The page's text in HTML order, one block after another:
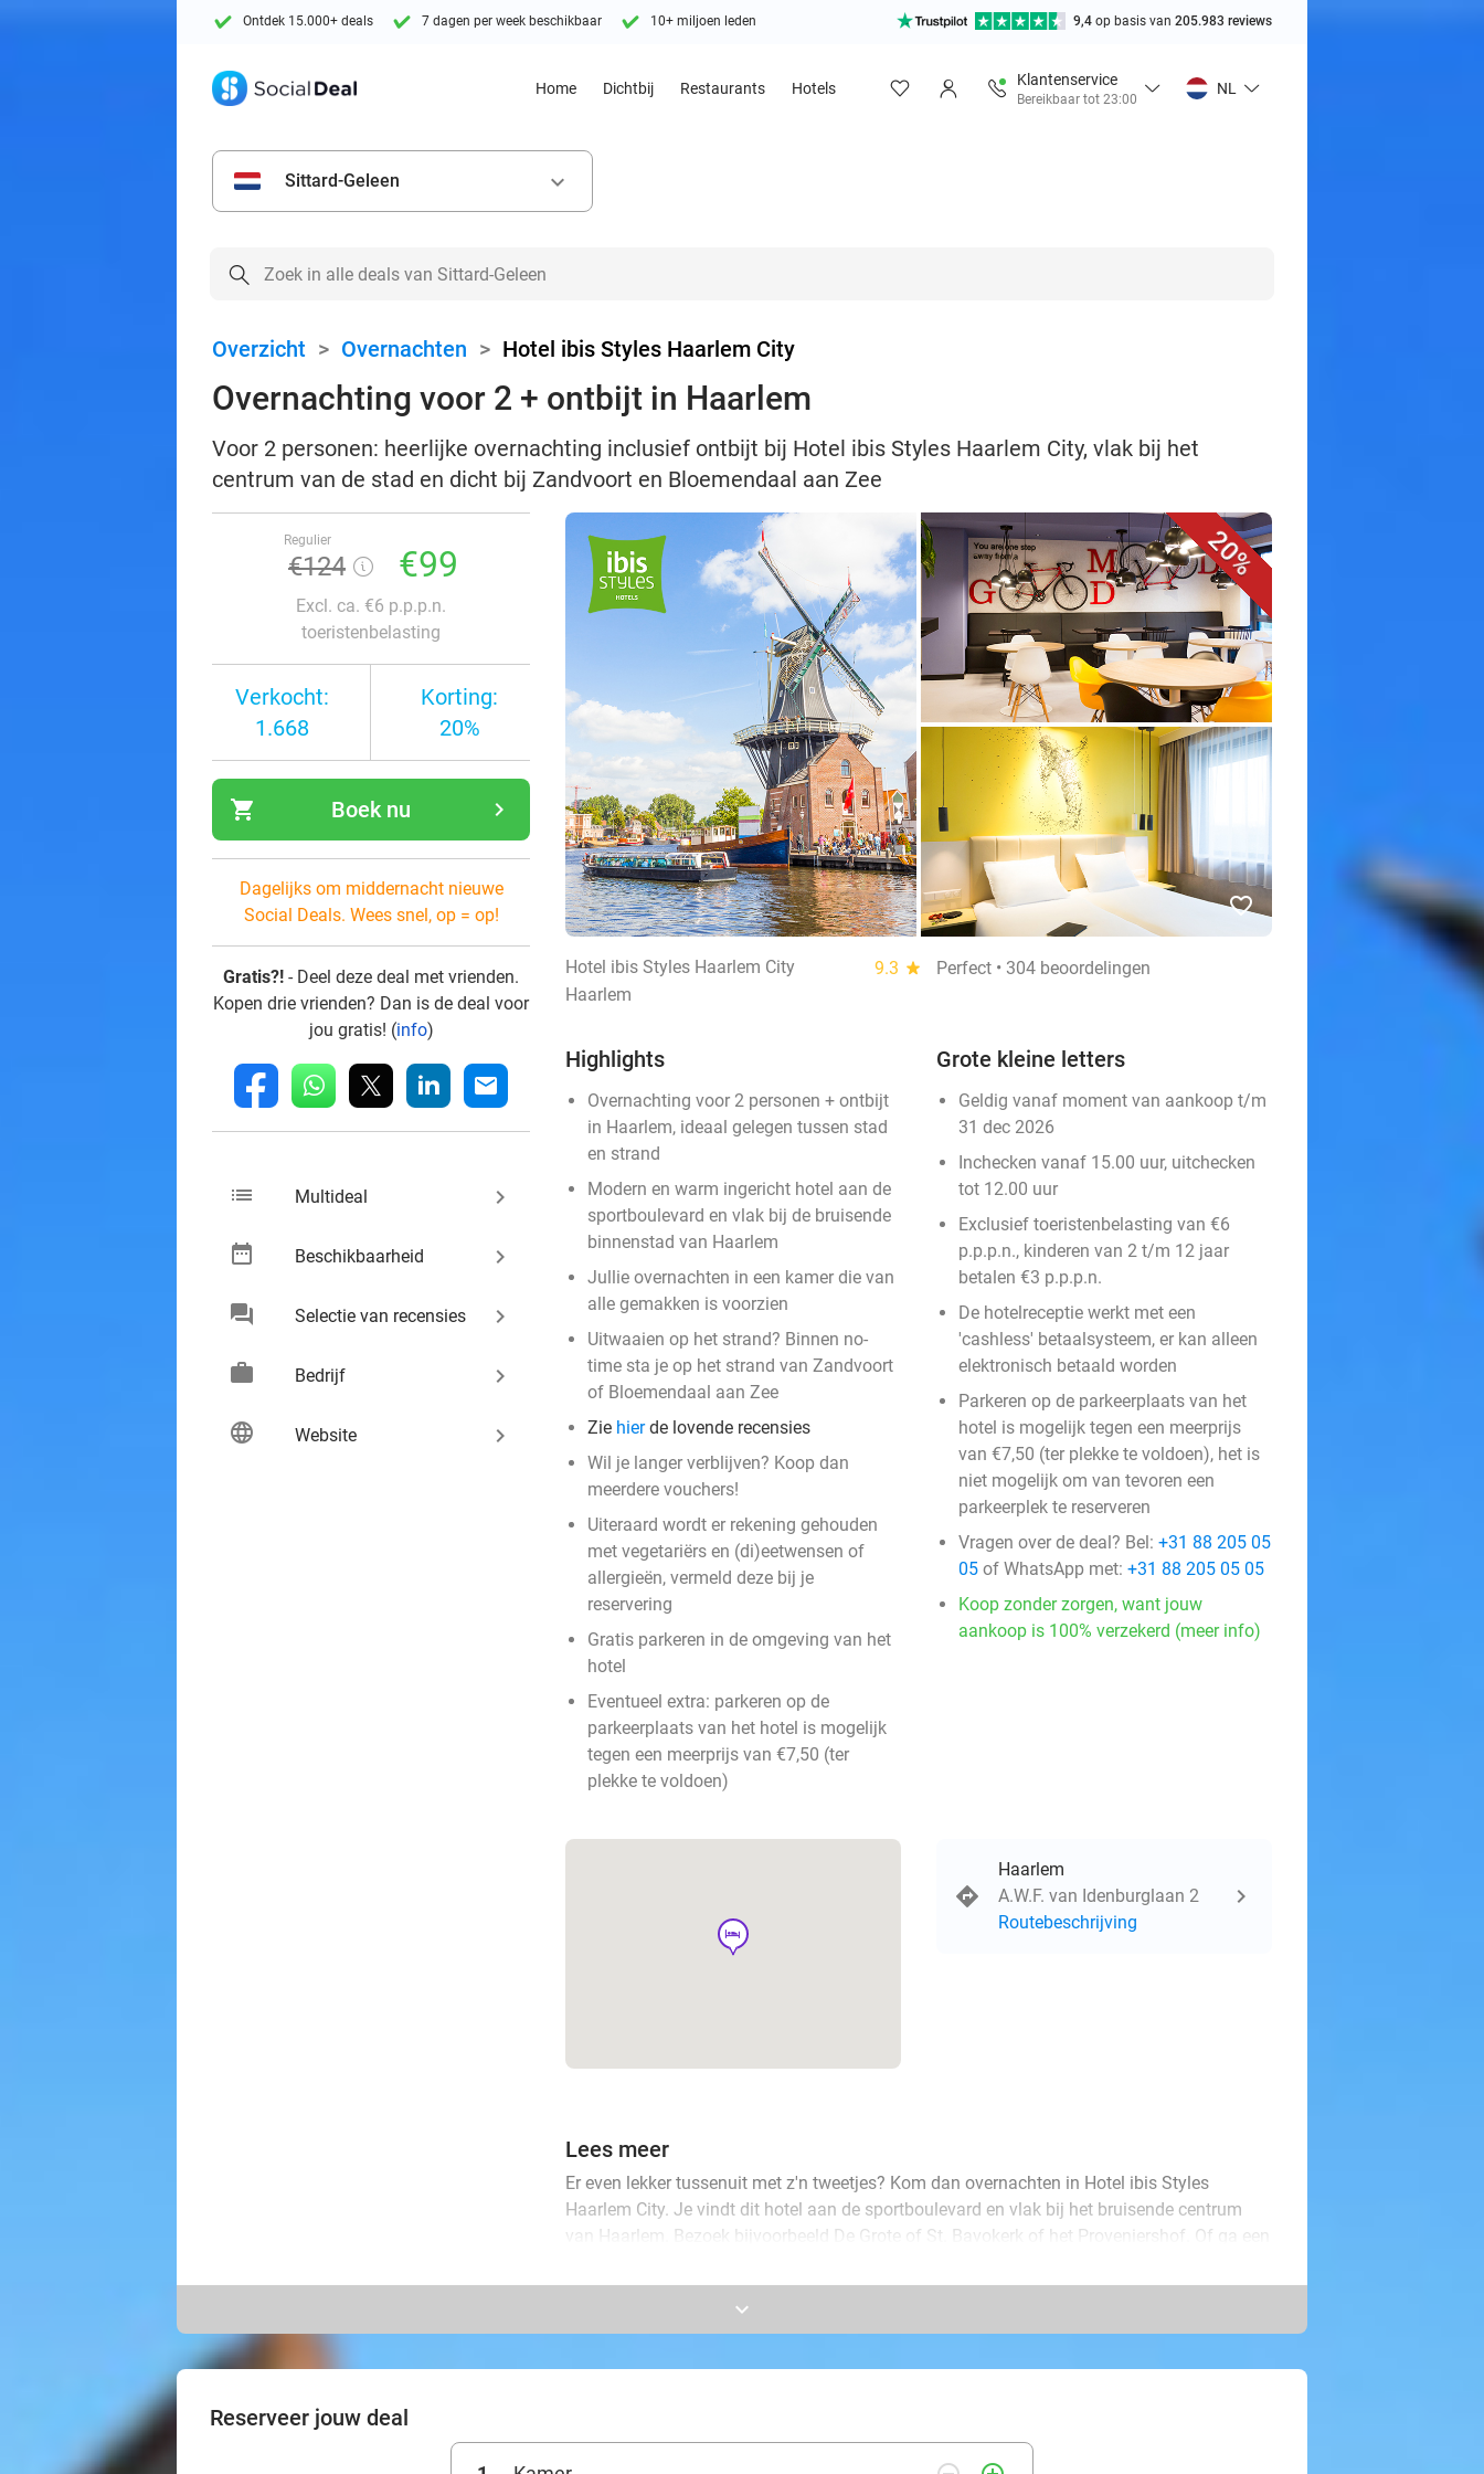
Ontdek 15.000+ deals 7 dagen per week beschikbaar 10+ miljoen leden 9,4 op basis van 205.983 reviews
Home Dichtbij Restaurants Hotels
Klantenservice
Bereikbaar tot 23:00
NL
Sittard-Geleen keyboard_arrow_down
Overzicht > Overnachten > Hotel ibis Styles Haarlem City
Overnachting voor 2 + ontbijt in Haarlem
Voor 2 personen: heerlijke overnachting inclusief ontbijt bij Hotel ibis Styles Haarlem City, vlak bij het
centrum van de stad en dicht bij Zandvoort en Bloemendaal aan Zee
Regulier
€124 €99
Excl. ca. €6 p.p.p.n.
toeristenbelasting
Verkocht:
1.668
Korting:
20%
shopping_cart navigate_next
Boek nu
Dagelijks om middernacht nieuwe
Social Deals. Wees snel, op = op!
Gratis?! - Deel deze deal met vrienden.
Kopen drie vrienden? Dan is de deal voor
jou gratis! (info)
fb whatsapp linkedin mail
list Multideal keyboard_arrow_right
date_range Beschikbaarheid keyboard_arrow_right
chat Selectie van recensies keyboard_arrow_right
work Bedrijf keyboard_arrow_right
language Website keyboard_arrow_right
20%
favorite_border
Hotel ibis Styles Haarlem City 9.3 star
Perfect • 304 beoordelingen
Haarlem
Highlights
Overnachting voor 2 personen + ontbijt
in Haarlem, ideaal gelegen tussen stad
en strand
Modern en warm ingericht hotel aan de
sportboulevard en vlak bij de bruisende
binnenstad van Haarlem
Jullie overnachten in een kamer die van
alle gemakken is voorzien
Uitwaaien op het strand? Binnen no-
time sta je op het strand van Zandvoort
of Bloemendaal aan Zee
Zie hierde lovende recensies
Wil je langer verblijven? Koop dan
meerdere vouchers!
Uiteraard wordt er rekening gehouden
met vegetariërs en (di)eetwensen of
allergieën, vermeld deze bij je
reservering
Gratis parkeren in de omgeving van het
hotel
Eventueel extra: parkeren op de
parkeerplaats van het hotel is mogelijk
tegen een meerprijs van €7,50 (ter
plekke te voldoen)
Grote kleine letters
Geldig vanaf moment van aankoop t/m
31 dec 2026
Inchecken vanaf 15.00 uur, uitchecken
tot 12.00 uur
Exclusief toeristenbelasting van €6
p.p.p.n., kinderen van 2 t/m 12 jaar
betalen €3 p.p.p.n.
De hotelreceptie werkt met een
'cashless' betaalsysteem, er kan alleen
elektronisch betaald worden
Parkeren op de parkeerplaats van het
hotel is mogelijk tegen een meerprijs
van €7,50 (ter plekke te voldoen), het is
niet mogelijk om van tevoren een
parkeerplek te reserveren
Vragen over de deal? Bel: +31 88 205 05
05 of WhatsApp met: +31 88 205 05 05
Koop zonder zorgen, want jouw
aankoop is 100% verzekerd (meer info)
hotel
Haarlem
A.W.F. van Idenburglaan 2
Routebeschrijving
Lees meer
Er even lekker tussenuit met z'n tweetjes? Kom dan overnachten in Hotel ibis Styles
Haarlem City. Je vindt dit hotel aan de sportboulevard en vlak bij het bruisende centrum
van Haarlem. Bezoek bijvoorbeeld De Grote of St. Bavokerk of het Proveniershof. Of ga een
Jullie overnachten samen in een cosy room, die voorzien is van alle gemakken. Zo vinden
genieten jullie van een lekker ontbijt en zijn jullie weer helemaal opgeladen om de mooie
keyboard_arrow_down
Reserveer jouw deal